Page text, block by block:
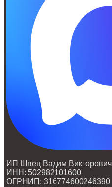
ИП Швец Вадим Викторович
ИНН: 502982101600
ОГРНИП: 316774600246390